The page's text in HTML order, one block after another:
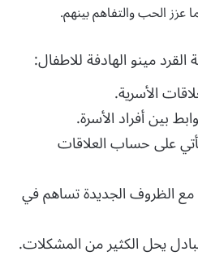
عزز الحب والتفاهم بينهم.
مينو الهادفة للاطفال:
الأسرية.
بين أفراد الأسرة.
على حساب العلاقات
مع الظروف الجديدة تساهم في
يحل الكثير من المشكلات.